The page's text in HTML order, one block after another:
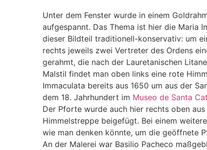
Unter dem Fenster wurde in einem
aufgespannt. Das Thema ist hier die Maria
dieser Bildteil traditionell-konservativ: um
rechts jeweils zwei Vertreter des Ordens
gerahmt, die nach der Lauretanischen
Malstil findet man oben links eine rote
Immaculata bereits aus 1650 um aus der
dem 18. Jahrhundert im Museo de Santa
Der Pforte wurde auch hier rechts oben
Himmelstreppe beigefügt. Bei einem
wie man denken könnte, um die geöffnete
An der Malerei war Basilio Pacheco